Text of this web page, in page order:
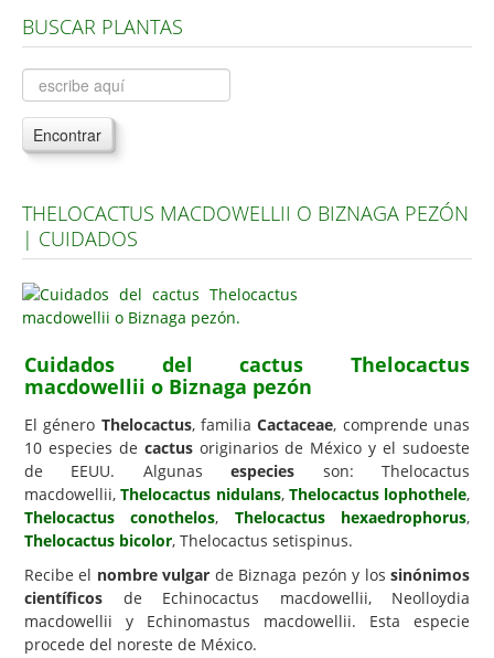
Árboles, Cicas y Palmeras de la G a la Z
Plantas Anuales y Perennes
Plantas Bulbosas y Acuáticas
Plantas de Interior
Plantas Aromáticas y de Huerto
Plantas Carnívoras y Orquídeas
Consejos
Hemisferio Sur
Enfermedades
Animales
Hongos
Carencias
Fotos
Flores y Plantas
Árboles y Palmeras
BUSCAR PLANTAS
Encontrar
THELOCACTUS MACDOWELLII O BIZNAGA PEZÓN
| CUIDADOS
Cuidados del cactus Thelocactus
macdowellii o Biznaga pezón
El género Thelocactus, familiaCactaceae, comprende unas
10 especies de cactusoriginarios de México y el sudoeste
de EEUU. Algunasespecies son: Thelocactus
macdowellii,Thelocactus nidulans, Thelocactus lophothele,
Thelocactus conothelos, Thelocactus hexaedrophorus,
Thelocactus bicolor, Thelocactus setispinus.
Recibe el nombre vulgar de Biznaga pezón y lossinónimos
científicos de Echinocactus macdowellii, Neolloydia
macdowellii y Echinomastus macdowellii. Esta especie
procede del noreste de México.